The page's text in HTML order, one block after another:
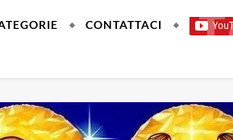
CONTATTACI